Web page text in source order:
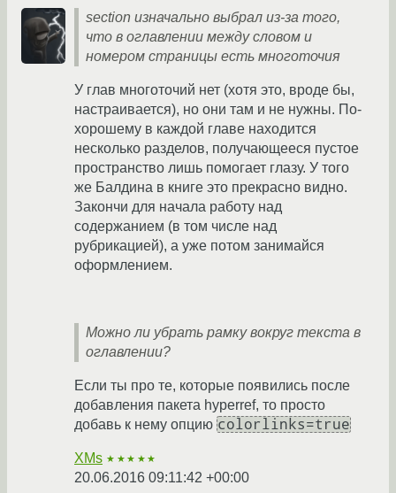
section изначально выбрал из-за того,
что в оглавлении между словом и
номером страницы есть многоточия
У глав многоточий нет (хотя это, вроде бы,
настраивается), но они там и не нужны. По-
хорошему в каждой главе находится
несколько разделов, получающееся пустое
пространство лишь помогает глазу. У того
же Балдина в книге это прекрасно видно.
Закончи для начала работу над
содержанием (в том числе над
рубрикацией), а уже потом занимайся
оформлением.
Можно ли убрать рамку вокруг текста в
оглавлении?
Если ты про те, которые появились после
добавления пакета hyperref, то просто
добавь к нему опцию colorlinks=true
XMs ★★★★★
20.06.2016 09:11:42 +00:00